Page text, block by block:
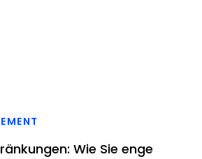
Wie Sie enge